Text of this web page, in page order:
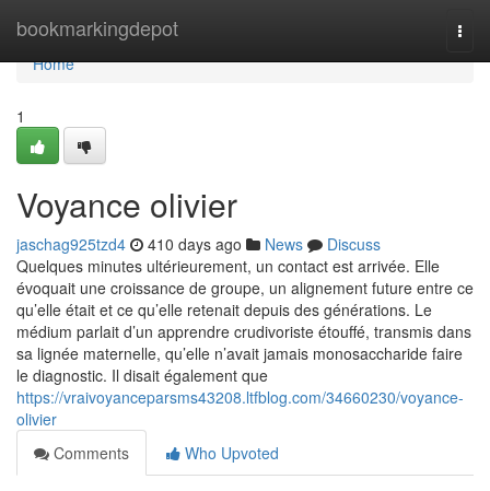
bookmarkingdepot
Home
Home
1
Voyance olivier
jaschag925tzd4 410 days ago News
Discuss
Quelques minutes ultérieurement, un contact est arrivée. Elle
évoquait une croissance de groupe, un alignement future entre ce
qu’elle était et ce qu’elle retenait depuis des générations. Le
médium parlait d’un apprendre crudivoriste étouffé, transmis dans
sa lignée maternelle, qu’elle n’avait jamais monosaccharide faire
le diagnostic. Il disait également que
https://vraivoyanceparsms43208.ltfblog.com/34660230/voyance-
olivier
Comments
Who Upvoted